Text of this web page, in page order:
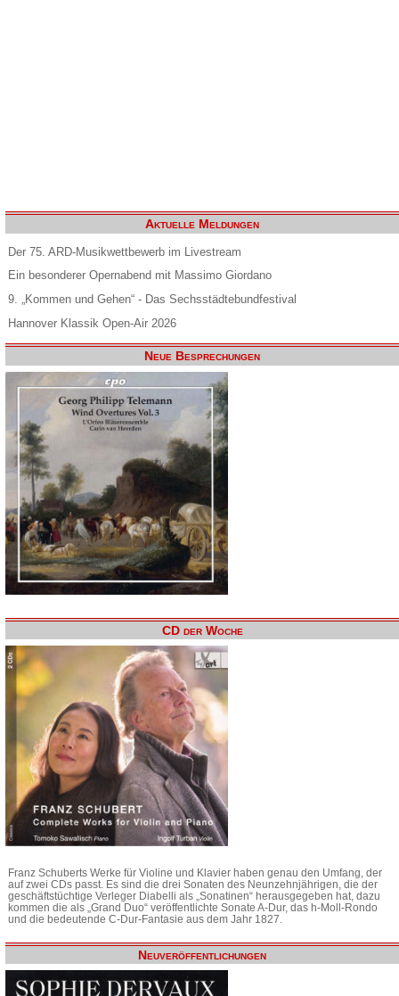
Aktuelle Meldungen
Der 75. ARD-Musikwettbewerb im Livestream
Ein besonderer Opernabend mit Massimo Giordano
9. „Kommen und Gehen“ - Das Sechsstädtebundfestival
Hannover Klassik Open-Air 2026
Neue Besprechungen
CD der Woche
Franz Schuberts Werke für Violine und Klavier haben genau den Umfang, der
auf zwei CDs passt. Es sind die drei Sonaten des Neunzehnjährigen, die der
geschäftstüchtige Verleger Diabelli als „Sonatinen“ herausgegeben hat, dazu
kommen die als „Grand Duo“ veröffentlichte Sonate A-Dur, das h-Moll-Rondo
und die bedeutende C-Dur-Fantasie aus dem Jahr 1827.
Neuveröffentlichungen